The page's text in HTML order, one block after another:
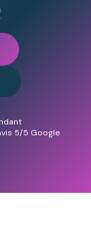
5/5 Google